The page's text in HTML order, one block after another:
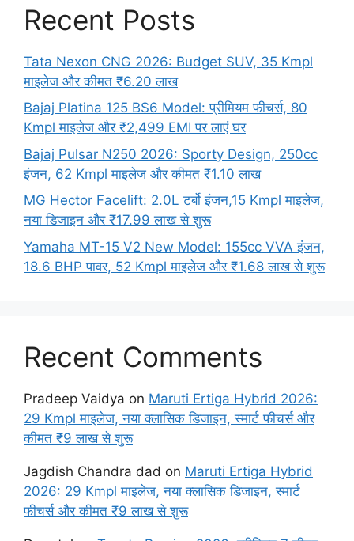
Recent Posts
Tata Nexon CNG 2026: Budget SUV, 35 Kmpl
माइलेज और कीमत ₹6.20 लाख
Bajaj Platina 125 BS6 Model: प्रीमियम फीचर्स, 80
Kmpl माइलेज और ₹2,499 EMI पर लाएं घर
Bajaj Pulsar N250 2026: Sporty Design, 250cc
इंजन, 62 Kmpl माइलेज और कीमत ₹1.10 लाख
MG Hector Facelift: 2.0L टर्बो इंजन,15 Kmpl माइलेज,
नया डिजाइन और ₹17.99 लाख से शुरू
Yamaha MT-15 V2 New Model: 155cc VVA इंजन,
18.6 BHP पावर, 52 Kmpl माइलेज और ₹1.68 लाख से शुरू
Recent Comments
Pradeep Vaidya on Maruti Ertiga Hybrid 2026:
29 Kmpl माइलेज, नया क्लासिक डिजाइन, स्मार्ट फीचर्स और
कीमत ₹9 लाख से शुरू
Jagdish Chandra dad on Maruti Ertiga Hybrid
2026: 29 Kmpl माइलेज, नया क्लासिक डिजाइन, स्मार्ट
फीचर्स और कीमत ₹9 लाख से शुरू